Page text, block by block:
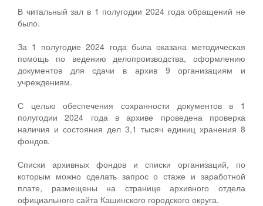
В читальный зал в 1 полугодии 2024 года обращений не
было.
За 1 полугодие 2024 года была оказана методическая
помощь по ведению делопроизводства, оформлению
документов для сдачи в архив 9 организациям и
учреждениям.
С целью обеспечения сохранности документов в 1
полугодии 2024 года в архиве проведена проверка
наличия и состояния дел 3,1 тысяч единиц хранения 8
фондов.
Списки архивных фондов и списки организаций, по
которым можно сделать запрос о стаже и заработной
плате, размещены на странице архивного отдела
официального сайта Кашинского городского округа.